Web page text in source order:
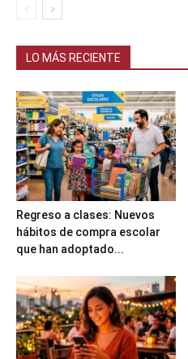
LO MÁS RECIENTE
Regreso a clases: Nuevos
hábitos de compra escolar
que han adoptado...